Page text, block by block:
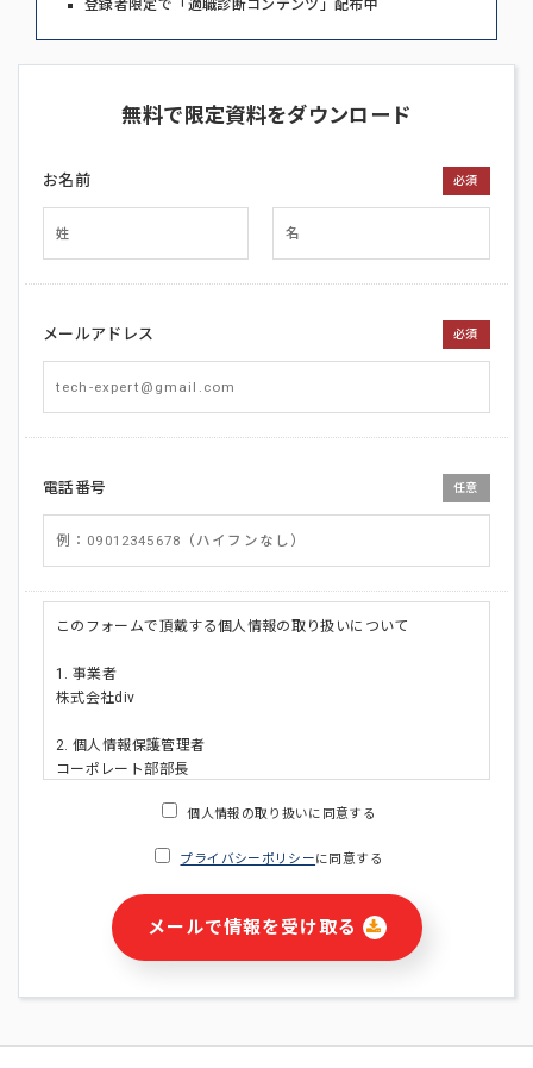
登録者限定で「適職診断コンテンツ」配布中
無料で限定資料をダウンロード
お名前 必須
メールアドレス 必須
電話番号 任意
このフォームで頂戴する個人情報の取り扱いについて
1. 事業者
株式会社div
2. 個人情報保護管理者
コーポレート部部長
・ご請求された資料の送付のため
・本サービス及び本サービスに関連する情報(当社及び第三者の
サービス又は商品等の広告配信・宣伝を含みますが、それらに
個人情報の取り扱いに同意する
プライバシーポリシーに同意する
メールで情報を受け取る